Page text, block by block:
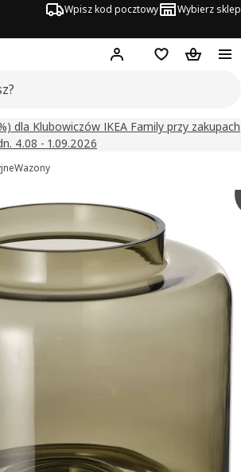
Wpisz kod pocztowy Wybierz sklep
Hej! Zaloguj się
Lista zakupowa
Koszyk
dla Klubowiczów IKEA Family przy zakupach
4.08 - 1.09.2026
Wazony